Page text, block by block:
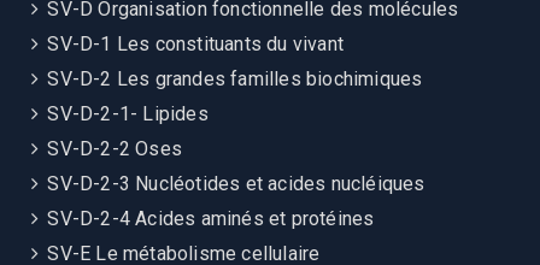
SV-D Organisation fonctionnelle des molécules
SV-D-1 Les constituants du vivant
SV-D-2 Les grandes familles biochimiques
SV-D-2-1- Lipides
SV-D-2-2 Oses
SV-D-2-3 Nucléotides et acides nucléiques
SV-D-2-4 Acides aminés et protéines
SV-E Le métabolisme cellulaire